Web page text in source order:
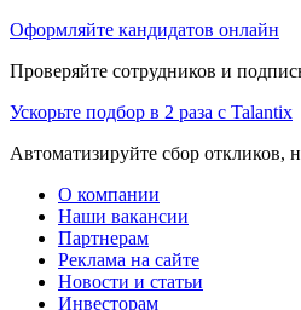
Оформляйте кандидатов онлайн
Проверяйте сотрудников и
Ускорьте подбор в 2 раза с Talantix
Автоматизируйте сбор откликов,
О компании
Наши вакансии
Партнерам
Реклама на сайте
Новости и статьи
Инвесторам